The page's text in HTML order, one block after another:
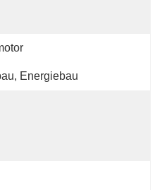
Energiebau